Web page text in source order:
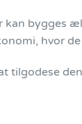
kan bygges
hvor
tilgodese